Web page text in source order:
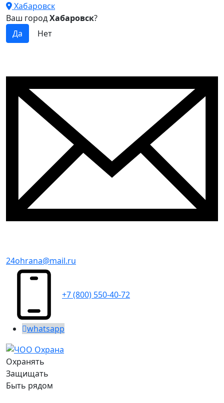
Хабаровск
Ваш городХабаровск?
24ohrana@mail.ru
+7 (800) 550-40-72
whatsapp
Охранять
Защищать
Быть рядом